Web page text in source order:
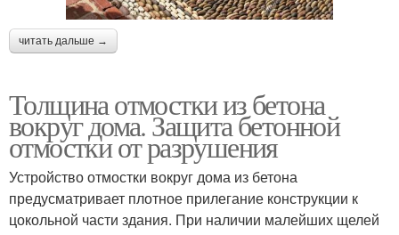
читать дальше →
Толщина отмостки из бетона
вокруг дома. Защита бетонной
отмостки от разрушения
Устройство отмостки вокруг дома из бетона
предусматривает плотное прилегание конструкции к
цокольной части здания. При наличии малейших щелей